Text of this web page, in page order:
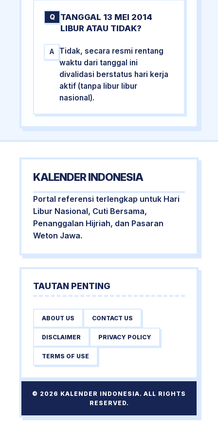
Q
TANGGAL 13 MEI 2014
LIBUR ATAU TIDAK?
A
Tidak, secara resmi rentang
waktu dari tanggal ini
divalidasi berstatus hari kerja
aktif (tanpa libur libur
nasional).
KALENDER INDONESIA
Portal referensi terlengkap untuk Hari
Libur Nasional, Cuti Bersama,
Penanggalan Hijriah, dan Pasaran
Weton Jawa.
TAUTAN PENTING
ABOUT US CONTACT US
DISCLAIMER PRIVACY POLICY
TERMS OF USE
© 2026 KALENDER INDONESIA. ALL RIGHTS
RESERVED.